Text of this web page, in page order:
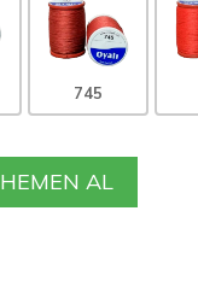
745
HEMEN AL